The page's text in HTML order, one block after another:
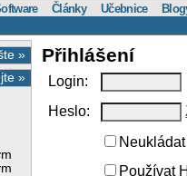
Články Učebnice
»
»
Přihlášení
Login:
Heslo:
Používat